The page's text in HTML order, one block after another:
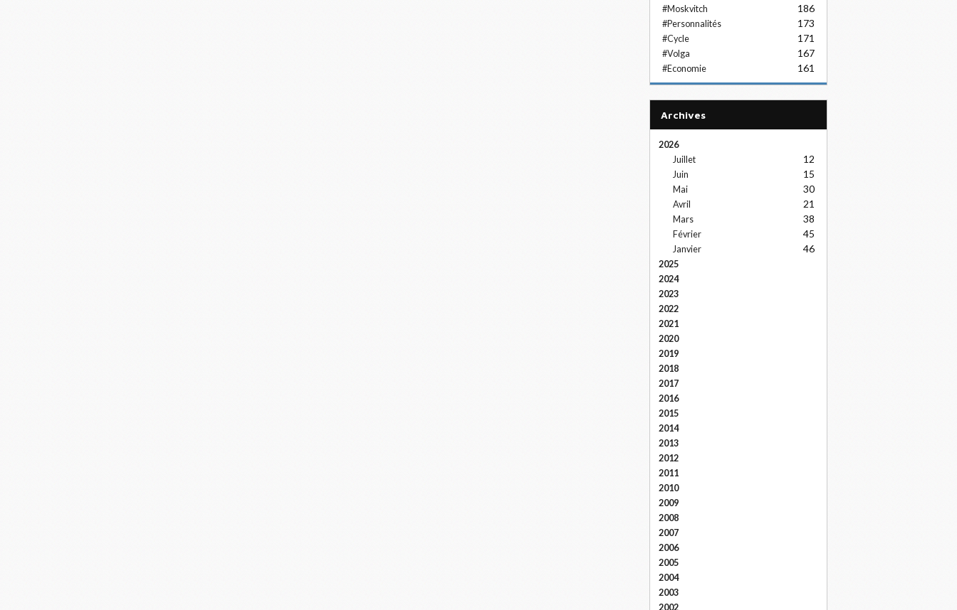
#Moskvitch 186
#Personnalités 173
#Cycle 171
#Volga 167
#Economie 161
Archives
2026
Juillet
12
Juin 15
Mai 30
Avril 21
Mars 38
Février 45
Janvier 46
2025
2024
2023
2022
2021
2020
2019
2018
2017
2016
2015
2014
2013
2012
2011
2010
2009
2008
2007
2006
2005
2004
2003
2002